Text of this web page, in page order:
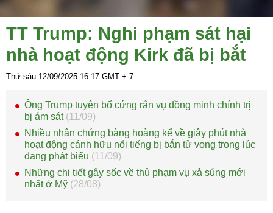
TT Trump: Nghi phạm sát hại
nhà hoạt động Kirk đã bị bắt
Thứ sáu 12/09/2025 16:17 GMT + 7
Ông Trump tuyên bố cứng rắn vụ đồng minh chính trị
bị ám sát (11/09)
Nhiều nhân chứng bàng hoàng kể về giây phút nhà
hoạt động cánh hữu nổi tiếng bị bắn tử vong trong lúc
đang phát biểu (11/09)
Những chi tiết gây sốc về thủ phạm vụ xả súng mới
nhất ở Mỹ (28/08)